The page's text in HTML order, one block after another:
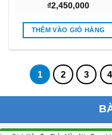
cao, BH 36T
₫2,450,000
THÊM VÀO GIỎ HÀNG
1 2 3 4